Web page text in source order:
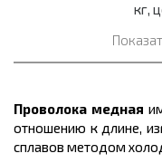
кг,
Проволока медная
отношению к длине,
сплавов методом